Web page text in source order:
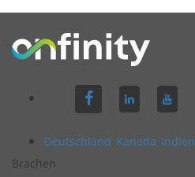
Deutschland Kanada Indien
Brachen